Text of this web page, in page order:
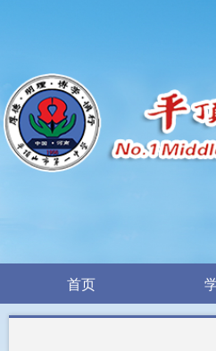
首页
首页